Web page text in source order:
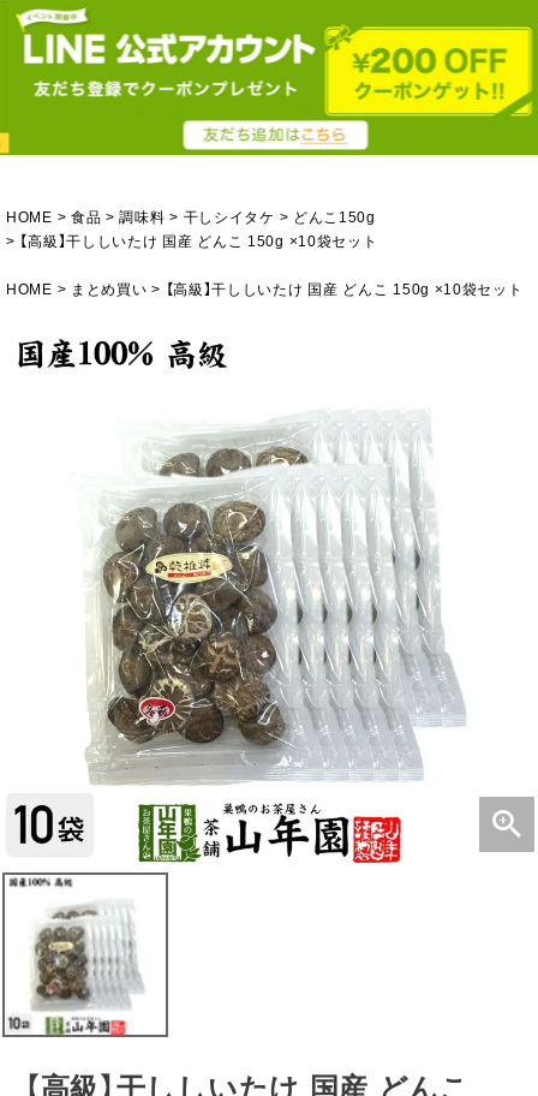
HOME 食品 調味料 干しシイタケ
どんこ150g
【高級】干ししいたけ 国産 どんこ 150g ×10袋セット
HOME まとめ買い 【高級】干ししいたけ 国産 どんこ 150g ×10袋セット
【高級】干ししいたけ 国産 どんこ